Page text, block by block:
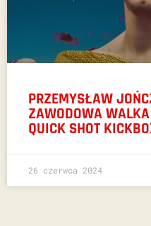
PRZEMYSŁAW
ZAWODOWA
QUICK SHOT
26 czerwca 2024